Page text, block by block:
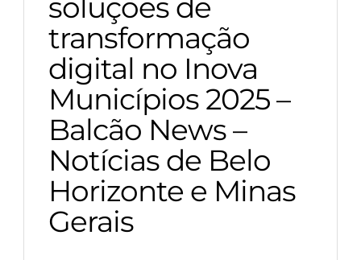
soluções de
transformação
digital no Inova
Municípios 2025 –
Balcão News –
Notícias de Belo
Horizonte e Minas
Gerais